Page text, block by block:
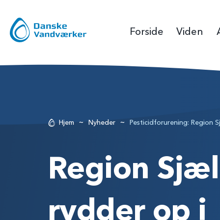
Forside Viden
Hjem ~ Nyheder ~ Pesticidforurening: Region
Region
rydder op i